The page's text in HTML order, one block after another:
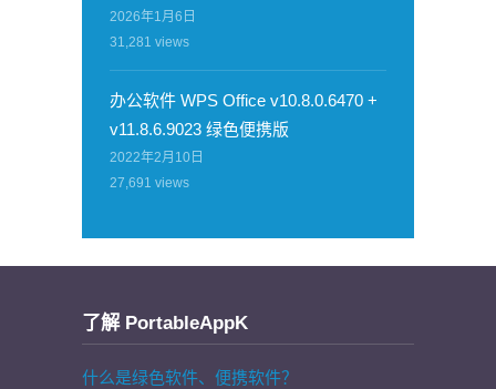
2026年1月6日
31,281 views
办公软件 WPS Office v10.8.0.6470 +
v11.8.6.9023 绿色便携版
2022年2月10日
27,691 views
了解 PortableAppK
什么是绿色软件、便携软件？